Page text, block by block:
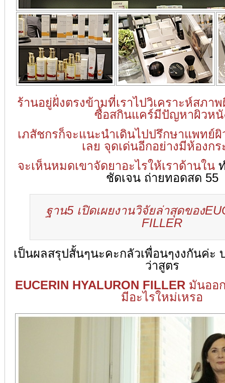
ร้านอยู่ฝั่งตรงข้ามที่เราไปวิเคราะห์สภา
ซื้อสกินแคร์มีปัญหาผิวหนั
เภสัชกรก็จะแนะนำเดินไปปรึกษาแพทย์
เลย จุดเด่นอีกอย่างมีห้องกร
จะเห็นหมดเขาจัดยาอะไรให้เราด้านใน
ชัดเจน ถ่ายทอดสด 55
ฐาน5 เปิดเผยงานวิจัยล่าสุดของ
FILLER
เป็นผลสรุปสั้นๆนะคะกลัวเพื่อนๆงงกันค่ะ
ว่าสูตร
EUCERIN HYALURON FILLER มันออ
มีอะไรใหม่เหรอ